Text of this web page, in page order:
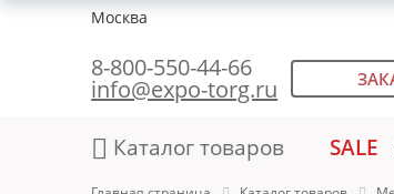
Москва
8-800-550-44-66
info@expo-torg.ru
Каталог товаров SALE